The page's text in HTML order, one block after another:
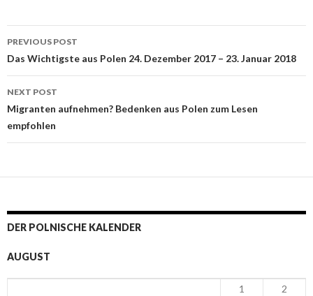
Post navigation
PREVIOUS POST
Das Wichtigste aus Polen 24. Dezember 2017 – 23. Januar 2018
NEXT POST
Migranten aufnehmen? Bedenken aus Polen zum Lesen
empfohlen
DER POLNISCHE KALENDER
AUGUST
1
2